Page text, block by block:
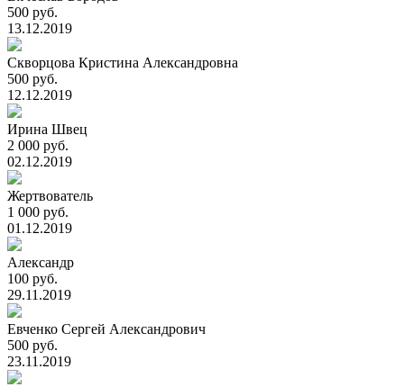
500 руб.
13.12.2019
Скворцова Кристина Александровна
500 руб.
12.12.2019
Ирина Швец
2 000 руб.
02.12.2019
Жертвователь
1 000 руб.
01.12.2019
Александр
100 руб.
29.11.2019
Евченко Сергей Александрович
500 руб.
23.11.2019